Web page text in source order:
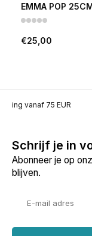
EMMA POP
€25,00
vanaf 75 EUR
Schrijf je in
Abonneer je op
blijven.